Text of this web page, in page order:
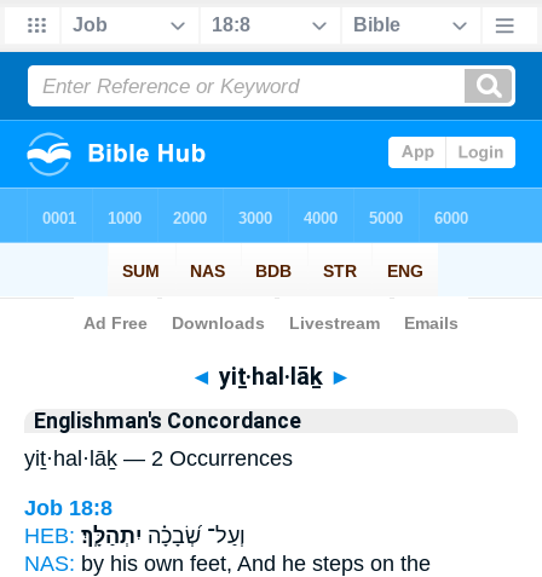
Bible> Strong's > Hebrew
◄ yiṯ·hal·lāḵ ►
Englishman's Concordance
yiṯ·hal·lāḵ — 2 Occurrences
Job 18:8
HEB:
וְעַל־ שְׂ֝בָכָ֗ה יִתְהַלָּֽךְ׃
NAS: by his own feet, And he steps on the